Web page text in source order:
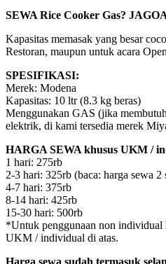
SEWA Rice Cooker Gas?
Kapasitas memasak yang besar
Restoran, maupun untuk acara
SPESIFIKASI:
Merek: Modena
Kapasitas: 10 ltr (8.3 kg beras)
Menggunakan GAS (jika
elektrik, di kami tersedia merek
HARGA SEWA khusus UKM /
1 hari: 275rb
2-3 hari: 325rb (baca: harga sewa
4-7 hari: 375rb
8-14 hari: 425rb
15-30 hari: 500rb
*Untuk penggunaan non individual
UKM / individual di atas.